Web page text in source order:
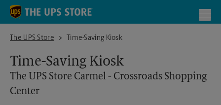
Skip to content
Return to Nav
The UPS Store
The UPS Store Carmel - Crossroads Shopping Center
Time-Saving Kiosk
Time-Saving Kiosk
The UPS Store Carmel - Crossroads Shopping
Center